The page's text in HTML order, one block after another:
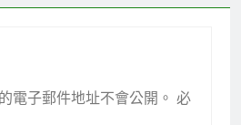
電子郵件地址不會公開。 必